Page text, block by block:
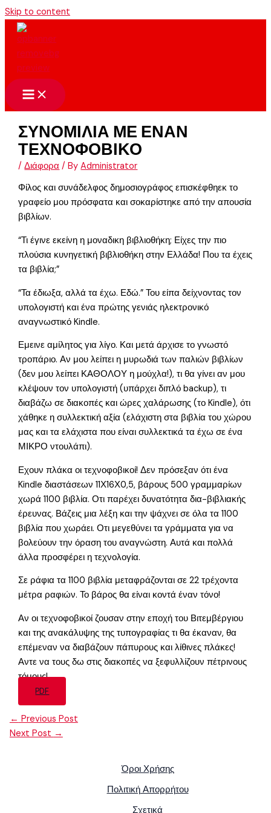
Skip to content
ΣΥΝΟΜΙΛΙΑ ΜΕ ΕΝΑΝ
ΤΕΧΝΟΦΟΒΙΚΟ
/Διάφορα / ByAdministrator
Φίλος και συνάδελφος δημοσιογράφος επισκέφθηεκ το
γραφείο μου πρόσφατα και σοκαρίστηκε από την απουσία
βιβλίων.
“Τι έγινε εκείνη η μοναδικη βιβλιοθήκη; Είχες την πιο
πλούσια κυνηγετική βιβλιοθήκη στην Ελλάδα! Που τα έχεις
τα βιβλία;”
“Τα έδιωξα, αλλά τα έχω. Εδώ.” Του είπα δείχνοντας τον
υπολογιστή και ένα πρώτης γενιάς ηλεκτρονικό
αναγνωστικό Kindle.
Εμεινε αμίλητος για λίγο. Και μετά άρχισε το γνωστό
τροπάριο. Αν μου λείπει η μυρωδιά των παλιών βιβλίων
(δεν μου λείπει ΚΑΘΟΛΟΥ η μούχλα!), τι θα γίνει αν μου
κλέψουν τον υπολογιστή (υπάρχει διπλό backup), τι
διαβάζω σε διακοπές και ώρες χαλάρωσης (το Kindle), ότι
χάθηκε η συλλεκτική αξία (ελάχιστη στα βιβλία του χώρου
μας και τα ελάχιστα που είναι συλλεκτικά τα έχω σε ένα
ΜΙΚΡΟ ντουλάπι).
Εχουν πλάκα οι τεχνοφοβικοί! Δεν πρόσεξαν ότι ένα
Kindle διαστάσεων 11Χ16Χ0,5, βάρους 500 γραμμαρίων
χωρά 1100 βιβλία. Οτι παρέχει δυνατότητα δια-βιβλιακής
έρευνας. Βάζεις μια λέξη και την ψάχνει σε όλα τα 1100
βιβλία που χωράει. Οτι μεγεθύνει τα γράμματα για να
βολεύουν την όραση του αναγνώστη. Αυτά και πολλά
άλλα προσφέρει η τεχνολογία.
Σε ράφια τα 1100 βιβλία μεταφράζονται σε 22 τρέχοντα
μέτρα ραφιών. Το βάρος θα είναι κοντά έναν τόνο!
Αν οι τεχνοφοβικοί ζουσαν στην εποχή του Βιτεμβέργιου
και της ανακάλυψης της τυπογραφίας τι θα έκαναν, θα
επέμεναν να διαβάζουν πάπυρους και λίθινες πλάκες!
Αντε να τους δω στις διακοπές να ξεφυλλίζουν πέτρινους
τόμους!
PDF
← Previous Post
Next Post →
Όροι Χρήσης
Πολιτική Απορρήτου
Σχετικά